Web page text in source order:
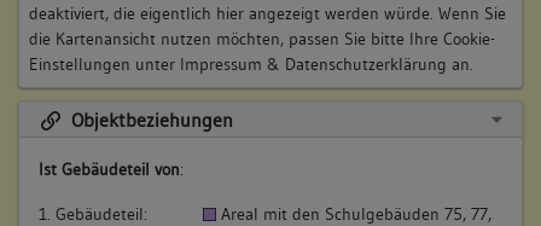
deaktiviert, die eigentlich hier angezeigt werden würde. Wenn Sie
die Kartenansicht nutzen möchten, passen Sie bitte Ihre Cookie-
Einstellungen unter Impressum & Datenschutzerklärung an.
Objektbeziehungen
Ist Gebäudeteil von:
1. Gebäudeteil:
Areal mit den Schulgebäuden 75, 77,